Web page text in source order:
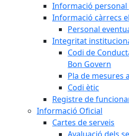
Informació personal
Informació càrrecs
Personal
Integritat
Codi de
Bon Govern
Pla de mesures
Codi ètic
Registre de
Informació Oficial
Cartes de serveis